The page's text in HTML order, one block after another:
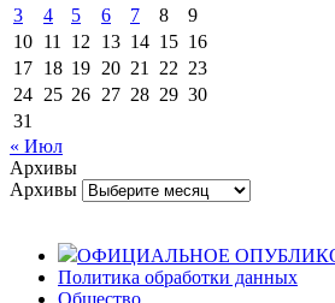
3
4 5 6 7 8
9
10 11 12 13 14 15 16
17 18 19 20 21 22 23
24 25 26 27 28 29 30
31
« Июл
Архивы
Архивы
ОФИЦИАЛЬНОЕ
Политика обработки данных
Общество